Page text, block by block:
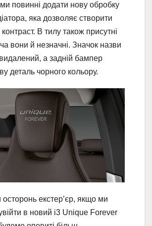
ми повинні додати нову обробку
яка дозволяє створити
В тилу також присутні
вони й незначні. Значок назви
а задній бампер
деталь чорного кольору.
екстер’єр, якщо ми
в новий i3 Unique Forever